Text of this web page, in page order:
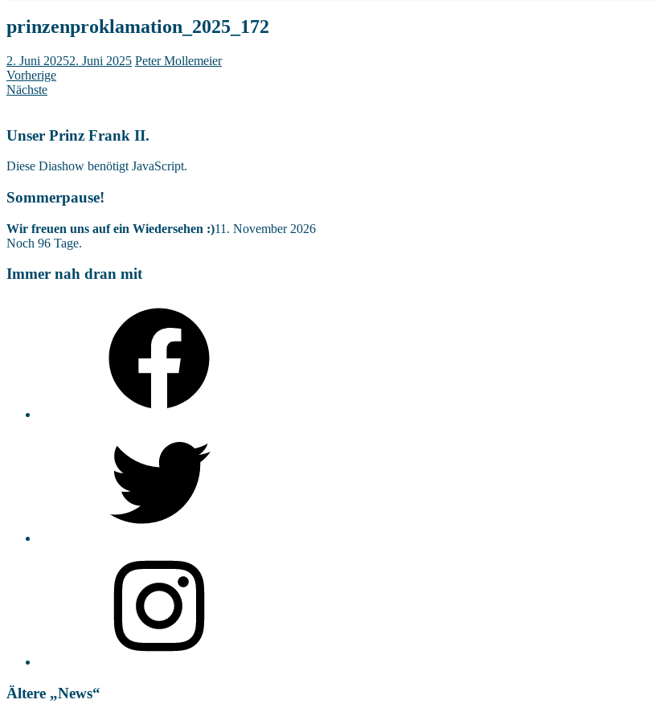
prinzenproklamation_2025_172
2. Juni 20252. Juni 2025 Peter Mollemeier
Vorherige
Nächste
Unser Prinz Frank II.
Diese Diashow benötigt JavaScript.
Sommerpause!
Wir freuen uns auf ein Wiedersehen :)11. November 2026
Noch 96 Tage.
Immer nah dran mit
Ältere „News“